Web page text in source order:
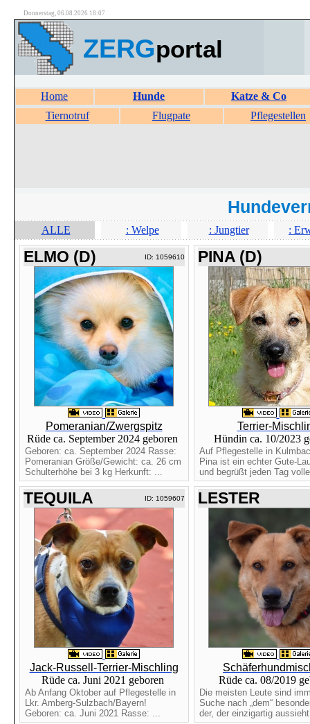
Donnerstag, 06.08.2026 18:07
ZERGportal
Home Hunde
Katze & Co
Tiernotruf
Flugpate Pflegestellen
ALLE : Welpe : Jungtier :
ELMO (D) ID: 1059610
Pomeranian/Zwergspitz
Rüde ca. September 2024 geboren
Geboren: ca. September 2024 Rasse:
Pomeranian Größe/Gewicht: ca. 26 cm
Schulterhöhe bei 3 kg Herkunft: ...
PINA (D)
Terrier-
Hündin ca. 10/2023
Auf Pflegestelle in
Pina ist ein echter Gute-
und begrüßt jeden Tag
TEQUILA ID: 1059607
Jack-Russell-Terrier-Mischling
Rüde ca. Juni 2021 geboren
Ab Anfang Oktober auf Pflegestelle in
Lkr. Amberg-Sulzbach/Bayern!
Geboren: ca. Juni 2021 Rasse: ...
LESTER
Rüde ca. 08/2019
Die meisten Leute sind
Suche nach „dem“
der, der einzigartig